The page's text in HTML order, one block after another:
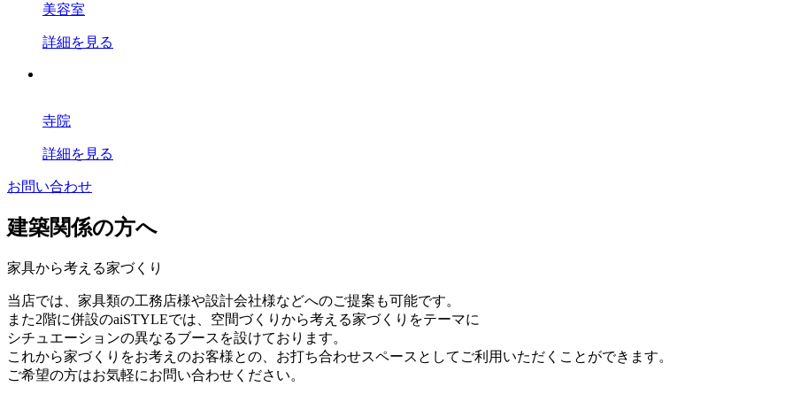
美容室
詳細を見る
寺院
詳細を見る
お問い合わせ
建築関係の方へ
家具から考える家づくり
当店では、家具類の工務店様や設計会社様などへのご提案も可能です。
また2階に併設のaiSTYLEでは、空間づくりから考える家づくりをテーマに
シチュエーションの異なるブースを設けております。
これから家づくりをお考えのお客様との、お打ち合わせスペースとしてご利用いただくことができます。
ご希望の方はお気軽にお問い合わせください。